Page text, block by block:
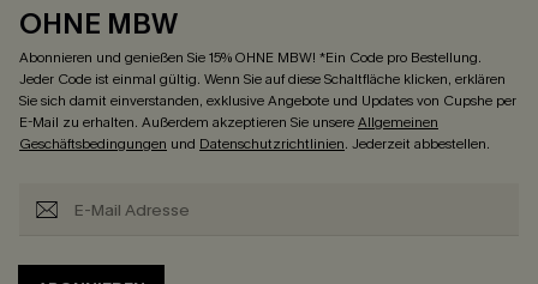
OHNE MBW
Abonnieren und genießen Sie 15% OHNE MBW! *Ein Code pro Bestellung.
Jeder Code ist einmal gültig. Wenn Sie auf diese Schaltfläche klicken, erklären
Sie sich damit einverstanden, exklusive Angebote und Updates von Cupshe per
E-Mail zu erhalten. Außerdem akzeptieren Sie unsereAllgemeinen
Geschäftsbedingungen und Datenschutzrichtlinien. Jederzeit abbestellen.